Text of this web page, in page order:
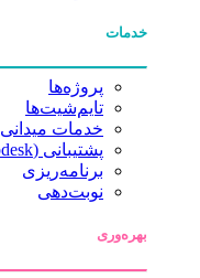
خدمات
پروژه‌ها
تایم‌شیت‌ها
خدمات میدانی
پشتیبانی (Helpdesk)
برنامه‌ریزی
نوبت‌دهی
بهره‌وری